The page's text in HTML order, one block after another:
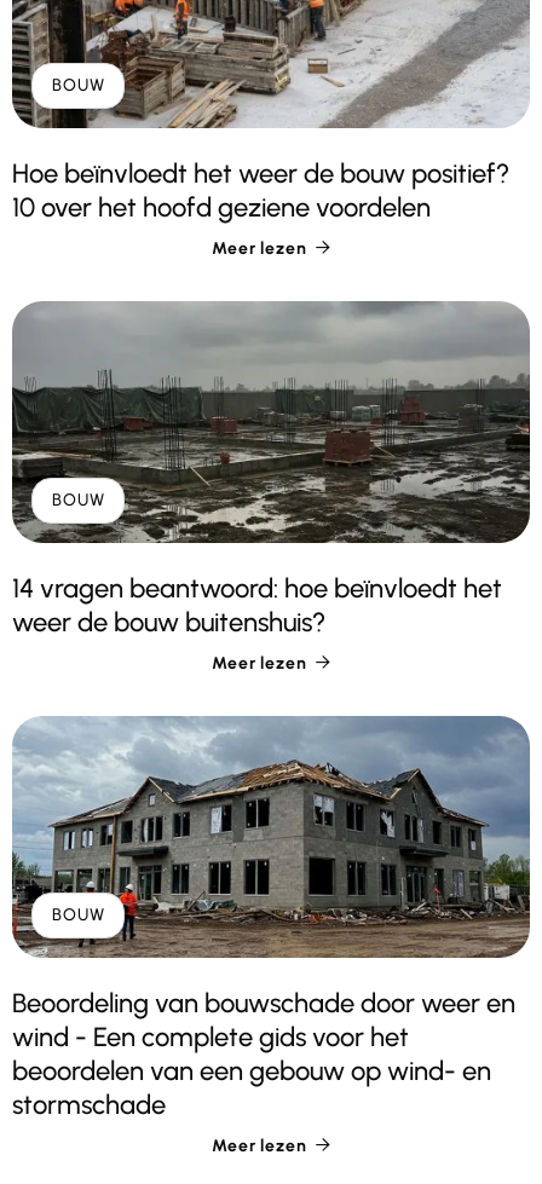
BOUW
Hoe beïnvloedt het weer de bouw positief?
10 over het hoofd geziene voordelen
Meer lezen 
BOUW
14 vragen beantwoord: hoe beïnvloedt het
weer de bouw buitenshuis?
Meer lezen 
BOUW
Beoordeling van bouwschade door weer en
wind - Een complete gids voor het
beoordelen van een gebouw op wind- en
stormschade
Meer lezen 